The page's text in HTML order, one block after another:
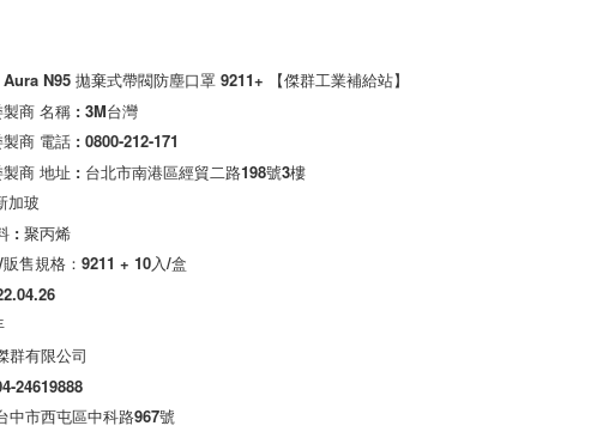
N95 拋棄式帶閥防塵口罩 9211+ 【傑群工業補給站】
商 名稱 : 3M台灣
商 電話 : 0800-212-171
商 地址 : 台北市南港區經貿二路198號3樓
加玻
: 聚丙烯
售規格：9211 + 10入/盒
有限公司
24619888
市西屯區中科路967號